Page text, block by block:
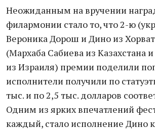
Неожиданным на вручении
филармонии стало то, что 2-ю
Вероника Дорош и Дино из
(Мархаба Сабиева из Казахстана
из Израиля) премии поделили
исполнители получили по
тыс. и по 2,5 тыс. долларов
Одним из ярких впечатлений
каждый, стало исполнение Дино